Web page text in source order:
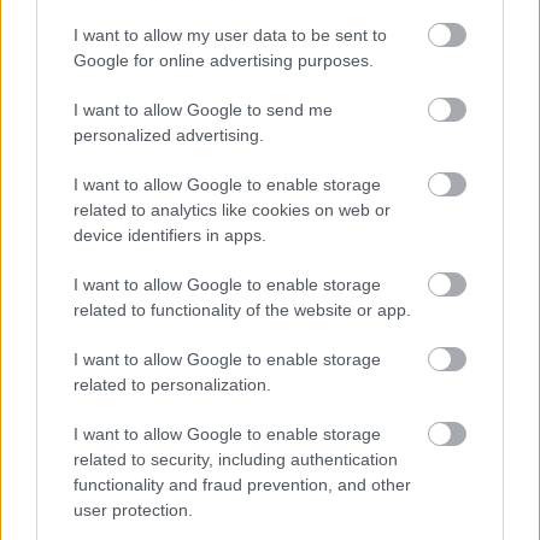
I want to allow my user data to be sent to
Google for online advertising purposes.
I want to allow Google to send me
personalized advertising.
I want to allow Google to enable storage
related to analytics like cookies on web or
device identifiers in apps.
I want to allow Google to enable storage
related to functionality of the website or app.
I want to allow Google to enable storage
related to personalization.
I want to allow Google to enable storage
related to security, including authentication
functionality and fraud prevention, and other
user protection.
περισσότερα
||